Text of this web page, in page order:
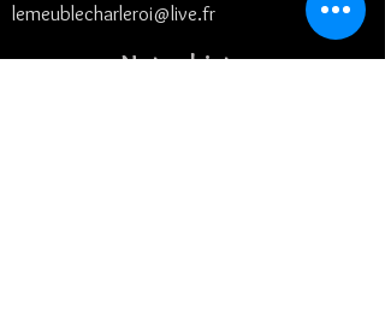
lemeublecharleroi@live.fr
Notre histoire